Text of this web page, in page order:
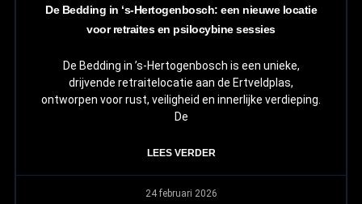
De Bedding in ‘s-Hertogenbosch: een nieuwe locatie
voor retraites en psilocybine sessies
De Bedding in ’s-Hertogenbosch is een unieke,
drijvende retraitelocatie aan de Ertveldplas,
ontworpen voor rust, veiligheid en innerlijke verdieping.
De
LEES VERDER
24 februari 2026